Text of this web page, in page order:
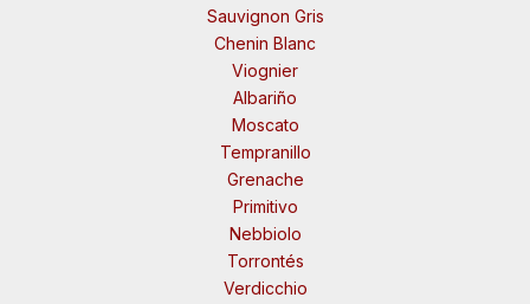
Sauvignon Gris
Chenin Blanc
Viognier
Albariño
Moscato
Tempranillo
Grenache
Primitivo
Nebbiolo
Torrontés
Verdicchio